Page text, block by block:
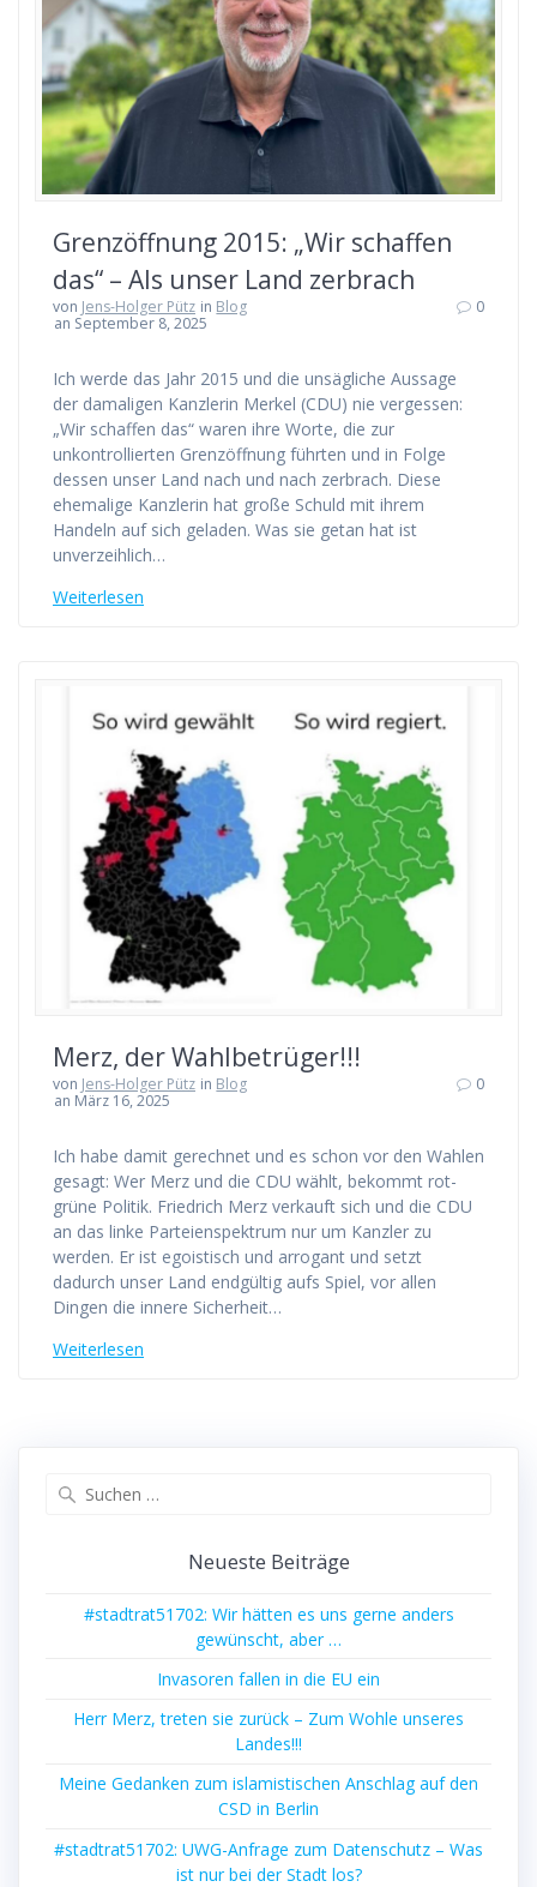
Grenzöffnung 2015: „Wir schaffen
das“ – Als unser Land zerbrach
von Jens-Holger Pütz in Blog
an September 8, 2025
0
Ich werde das Jahr 2015 und die unsägliche Aussage
der damaligen Kanzlerin Merkel (CDU) nie vergessen:
„Wir schaffen das“ waren ihre Worte, die zur
unkontrollierten Grenzöffnung führten und in Folge
dessen unser Land nach und nach zerbrach. Diese
ehemalige Kanzlerin hat große Schuld mit ihrem
Handeln auf sich geladen. Was sie getan hat ist
unverzeihlich…
Weiterlesen
Merz, der Wahlbetrüger!!!
von Jens-Holger Pütz in Blog
an März 16, 2025
0
Ich habe damit gerechnet und es schon vor den Wahlen
gesagt: Wer Merz und die CDU wählt, bekommt rot-
grüne Politik. Friedrich Merz verkauft sich und die CDU
an das linke Parteienspektrum nur um Kanzler zu
werden. Er ist egoistisch und arrogant und setzt
dadurch unser Land endgültig aufs Spiel, vor allen
Dingen die innere Sicherheit…
Weiterlesen
Neueste Beiträge
#stadtrat51702: Wir hätten es uns gerne anders
gewünscht, aber …
Invasoren fallen in die EU ein
Herr Merz, treten sie zurück – Zum Wohle unseres
Landes!!!
Meine Gedanken zum islamistischen Anschlag auf den
CSD in Berlin
#stadtrat51702: UWG-Anfrage zum Datenschutz – Was
ist nur bei der Stadt los?